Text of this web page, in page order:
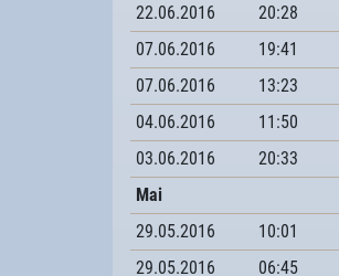
22.06.2016
20:28
07.06.2016
19:41
07.06.2016
13:23
04.06.2016
11:50
03.06.2016
20:33
Mai
29.05.2016
10:01
29.05.2016
06:45